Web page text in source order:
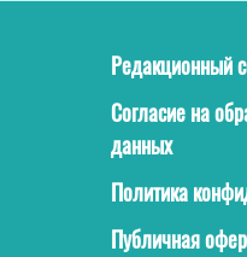
Редакционный
Согласие на
данных
Политика
Публичная